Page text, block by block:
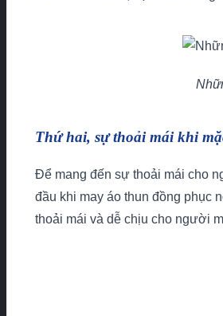
Thứ hai, sự thoải mái khi
Để mang đến sự thoải mái cho
đầu khi may áo thun đồng phục
thoải mái và dễ chịu cho người